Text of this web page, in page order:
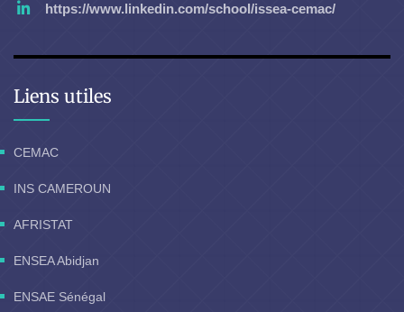
https://www.linkedin.com/school/issea-cemac/
Liens utiles
CEMAC
INS CAMEROUN
AFRISTAT
ENSEA Abidjan
ENSAE Sénégal